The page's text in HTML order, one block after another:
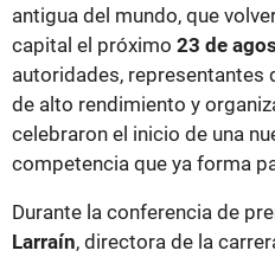
antigua del mundo, que
capital el próximo 23 de
autoridades, representantes
de alto rendimiento y
celebraron el inicio de una
competencia que ya forma
Durante la conferencia de
Larraín, directora de la